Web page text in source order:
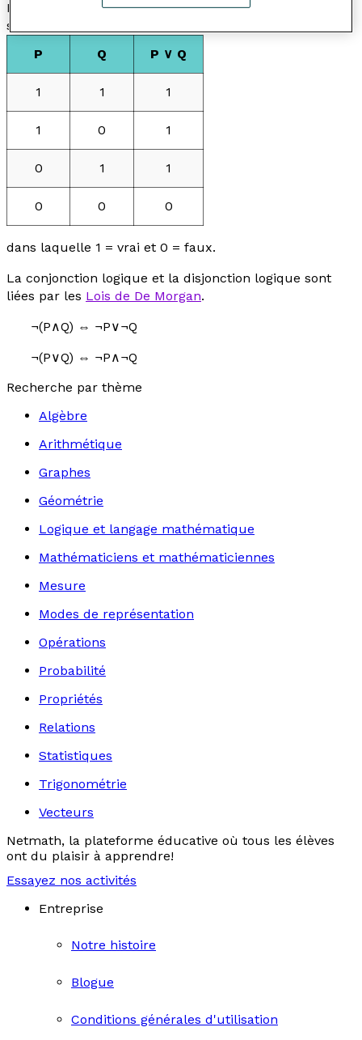
La table de vérité de la disjonction logique est la
suivante :
P
Q P ∨ Q
1 1 1
1 0 1
0 1 1
0 0 0
dans laquelle 1 = vrai et 0 = faux.
La conjonction logique et la disjonction logique sont
liées par les Lois de De Morgan.
¬(P∧Q) ⇔ ¬P∨¬Q
¬(P∨Q) ⇔ ¬P∧¬Q
Recherche par thème
Algèbre
Arithmétique
Graphes
Géométrie
Logique et langage mathématique
Mathématiciens et mathématiciennes
Mesure
Modes de représentation
Opérations
Probabilité
Propriétés
Relations
Statistiques
Trigonométrie
Vecteurs
Netmath, la plateforme éducative où tous les élèves
ont du plaisir à apprendre!
Essayez nos activités
Entreprise
Notre histoire
Blogue
Conditions générales d'utilisation